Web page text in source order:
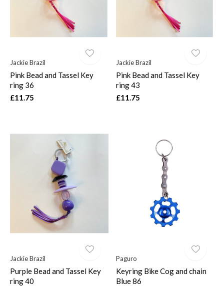
Jackie Brazil
Pink Bead and Tassel Key
ring 36
£11.75
Jackie Brazil
Pink Bead and Tassel Key
ring 43
£11.75
Jackie Brazil
Purple Bead and Tassel Key
ring 40
Paguro
Keyring Bike Cog and chain
Blue 86